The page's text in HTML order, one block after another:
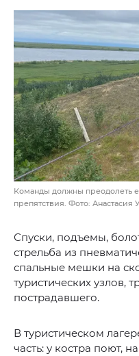
Команды должны преодолеть
препятствия. Фото:
Спуски, подъемы,
стрельба из
спальные мешки на
туристических узлов,
пострадавшего.
В туристическом
часть: у костра поют,